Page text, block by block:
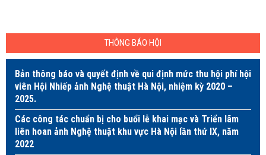
THÔNG BÁO HỘI
Bản thông báo và quyết định về qui định mức thu hội phí hội
viên Hội Nhiếp ảnh Nghệ thuật Hà Nội, nhiệm kỳ 2020 –
2025.
Các công tác chuẩn bị cho buổi lễ khai mạc và Triển lãm
liên hoan ảnh Nghệ thuật khu vực Hà Nội lần thứ IX, năm
2022